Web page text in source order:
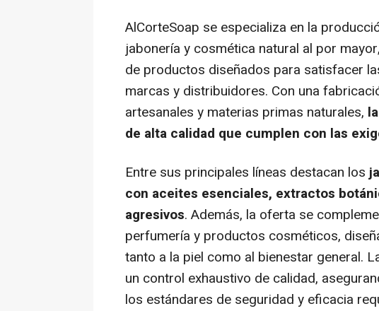
AlCorteSoap se especializa en la
jabonería y cosmética natural al por
de productos diseñados para satisfacer
marcas y distribuidores. Con una
artesanales y materias primas naturales,
de alta calidad que cumplen con las
Entre sus principales líneas destacan los
con aceites esenciales, extractos
agresivos. Además, la oferta se
perfumería y productos cosméticos,
tanto a la piel como al bienestar general.
un control exhaustivo de calidad,
los estándares de seguridad y eficacia